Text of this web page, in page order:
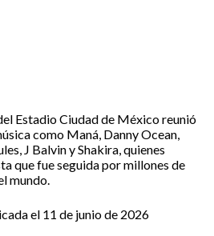
Estadio Ciudad de México reunió
como Maná, Danny Ocean,
J Balvin y Shakira, quienes
que fue seguida por millones de
mundo.
el 11 de junio de 2026